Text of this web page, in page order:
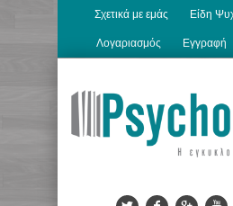
Σχετικά με εμάς Είδη
Λογαριασμός Εγγραφή